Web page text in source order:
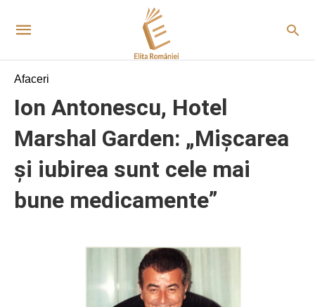
Afaceri
Ion Antonescu, Hotel
Marshal Garden: „Mișcarea
și iubirea sunt cele mai
bune medicamente”